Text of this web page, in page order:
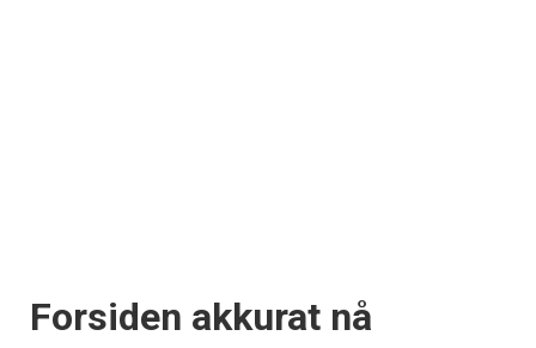
Forsiden akkurat nå